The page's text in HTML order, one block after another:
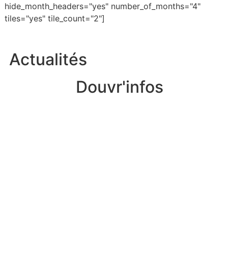
hide_month_headers="yes" number_of_months="4"
tiles="yes" tile_count="2"]
Actualités
Douvr'infos